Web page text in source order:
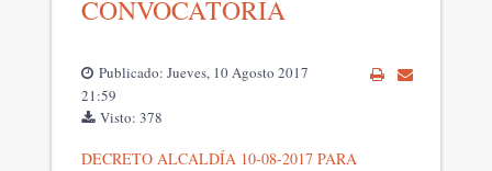
CONVOCATORIA
Publicado: Jueves, 10 Agosto 2017
21:59
Visto: 378
DECRETO ALCALDÍA 10-08-2017 PARA